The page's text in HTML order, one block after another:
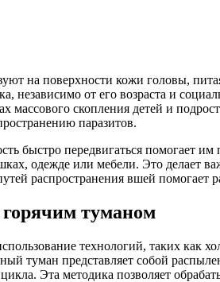
на поверхности кожи головы,
независимо от его возраста и
массового скопления детей и
паразитов.
быстро передвигаться помогает
одежде или мебели. Это делает
распространения вшей
туманом
технологий, таких как
туман представляет собой
Эта методика позволяет